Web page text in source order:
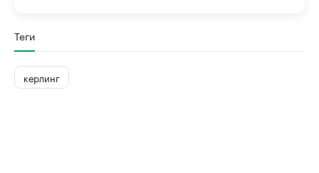
Теги
керлинг